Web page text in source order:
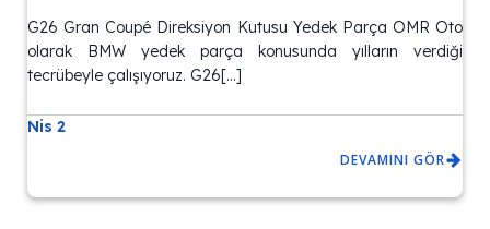
G26 Gran Coupé Direksiyon Kutusu Yedek Parça OMR Oto
olarak BMW yedek parça konusunda yılların verdiği
tecrübeyle çalışıyoruz. G26[…]
Nis 2
DEVAMINI GÖR